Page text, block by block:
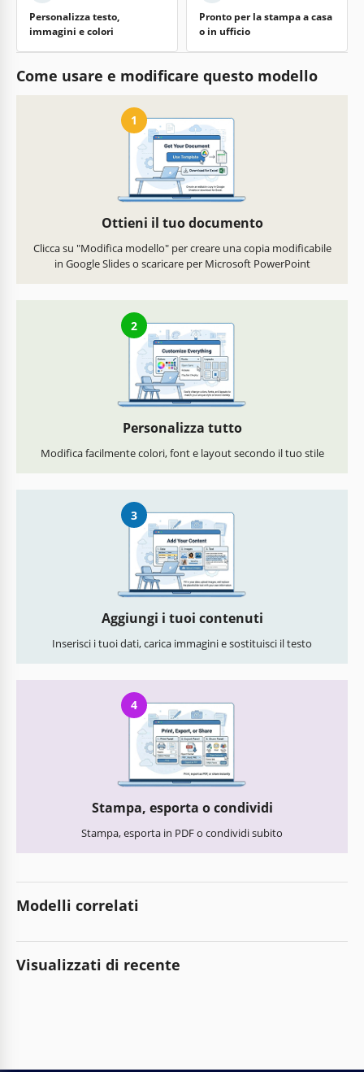
Personalizza testo,
immagini e colori
Pronto per la stampa a casa
o in ufficio
Come usare e modificare questo modello
1
Ottieni il tuo documento
Clicca su "Modifica modello" per creare una copia modificabile
in Google Slides o scaricare per Microsoft PowerPoint
2
Personalizza tutto
Modifica facilmente colori, font e layout secondo il tuo stile
3
Aggiungi i tuoi contenuti
Inserisci i tuoi dati, carica immagini e sostituisci il testo
4
Stampa, esporta o condividi
Stampa, esporta in PDF o condividi subito
Modelli correlati
Visualizzati di recente